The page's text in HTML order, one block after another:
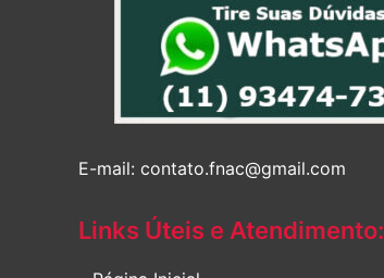
E-mail: contato.fnac@gmail.com
Links Úteis e Atendimento: